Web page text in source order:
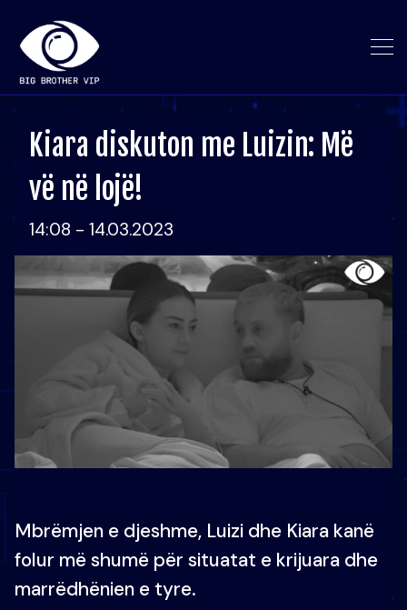
Kiara diskuton me Luizin: Më
vë në lojë!
14:08 - 14.03.2023
Mbrëmjen e djeshme, Luizi dhe Kiara kanë
folur më shumë për situatat e krijuara dhe
marrëdhënien e tyre.